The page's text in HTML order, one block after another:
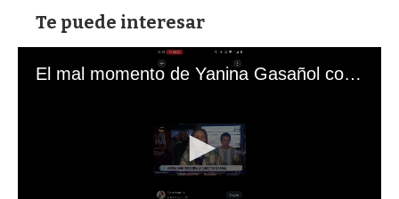
Te puede interesar
El mal momento de Yanina Gasañol con un hincha argentino en "Subrayado"